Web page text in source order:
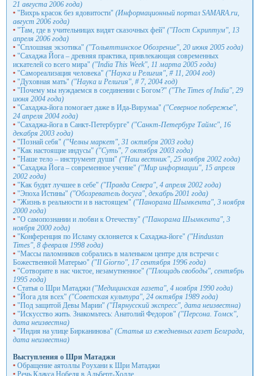
21 августа 2006 года)
• "Вихрь красок без ядовитости" (Информационный портал SAMARA.ru,
август 2006 года)
• "Там, где в учительницах видят сказочных фей" ("Пост Скриптум", 13
апреля 2006 года)
• "Сплошная экзотика" ("Тольяттинское Обозрение", 20 июня 2005 года)
• "Сахаджа Йога – древняя практика, привлекающая современных
искателей со всего мира" ("India This Week", 11 марта 2005 года)
• "Самореализация человека" ("Наука и Религия", # 11, 2004 год)
• "Духовная мать" ("Наука и Религия", # 7, 2004 год)
• "Почему мы нуждаемся в соединении с Богом?" ("The Times of India", 29
июня 2004 года)
• "Сахаджа-йога помогает даже в Ида-Вирумаа" ("Северное побережье",
24 апреля 2004 года)
• "Сахаджа-йога в Санкт-Петербурге" ("Санкт-Петербург Таймс", 16
декабря 2003 года)
• "Познай себя" ("Челны маркет", 31 октября 2003 года)
• "Как настоящие индусы" ("Суть", 7 октября 2003 года)
• "Наше тело – инструмент души" ("Наш вестник", 25 ноября 2002 года)
• "Сахаджа Йога – современное учение" ("Мир информации", 15 апреля
2002 года)
• "Как будят лучшее в себе" ("Правда Севера", 4 апреля 2002 года)
• "Эпоха Истины" ("Обозреватель досуга", декабрь 2001 года)
• "Жизнь в реальности и в настоящем" ("Панорама Шымкента", 3 ноября
2000 года)
• "О самопознании и любви к Отечеству" ("Панорама Шымкента", 3
ноября 2000 года)
• "Конференция по Исламу склоняется к Сахаджа-йоге" ("Hindustan
Times", 8 февраля 1998 года)
• "Массы паломников собрались в маленьком центре для встречи с
Божественной Матерью" ("Il Giorno", 17 сентября 1996 года)
• "Сотворите в нас чистое, незамутненное" ("Площадь свободы", сентябрь
1995 года)
• Статья о Шри Матаджи ("Медицинская газета", 4 ноября 1990 года)
• "Йога для всех" ("Советская культура", 24 октября 1989 года)
• "Под защитой Девы Марии" ("Пярнусский экспресс", дата неизвестна)
• "Искусство жить. Знакомьтесь: Анатолий Федоров" ("Персона. Томск",
дата неизвестна)
• "Индия на улице Бирканинова" (Статья из ежедневных газет Белграда,
дата неизвестна)
Выступления о Шри Матаджи
• Обращение аятоллы Роухани к Шри Матаджи
• Речь Клауса Нобеля в Альберт-Холле